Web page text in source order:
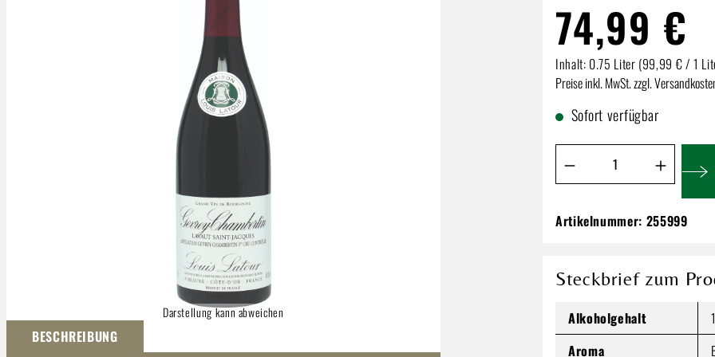
Darstellung kann abweichen
BESCHREIBUNG
74,99 €
Inhalt: 0.75 Liter (99,99 € / 1
Preise inkl. MwSt. zzgl.
Sofort verfügbar
Produkt Anzahl: Gib
74,99 €
Inhalt:0.75 Liter (99,99 € / 1
Preise inkl. MwSt. zzgl.
Artikelnummer: 255999
Steckbrief zum
Alkoholgehalt
Aroma